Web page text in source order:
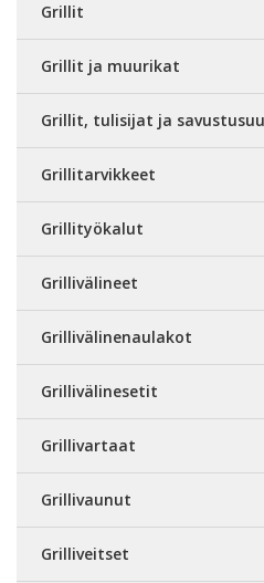
Grillit
Grillit ja muurikat
Grillit, tulisijat ja
Grillitarvikkeet
Grillityökalut
Grillivälineet
Grillivälinenaulakot
Grillivälinesetit
Grillivartaat
Grillivaunut
Grilliveitset